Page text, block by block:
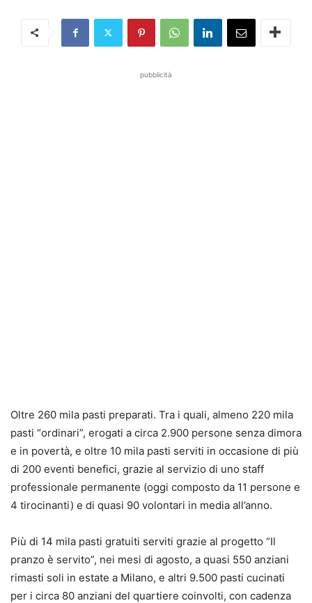
pubblicità
Oltre 260 mila pasti preparati. Tra i quali, almeno 220 mila
pasti “ordinari”, erogati a circa 2.900 persone senza dimora
e in povertà, e oltre 10 mila pasti serviti in occasione di più
di 200 eventi benefici, grazie al servizio di uno staff
professionale permanente (oggi composto da 11 persone e
4 tirocinanti) e di quasi 90 volontari in media all’anno.
Più di 14 mila pasti gratuiti serviti grazie al progetto “Il
pranzo è servito”, nei mesi di agosto, a quasi 550 anziani
rimasti soli in estate a Milano, e altri 9.500 pasti cucinati
per i circa 80 anziani del quartiere coinvolti, con cadenza